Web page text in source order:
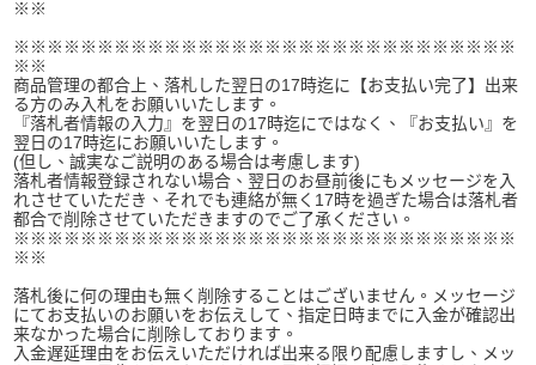
※※
※※※※※※※※※※※※※※※※※※※※※※※※※※※※※※
※※
商品管理の都合上、落札した翌日の17時迄に【お支払い完了】出来
る方のみ入札をお願いいたします。
『落札者情報の入力』を翌日の17時迄にではなく、『お支払い』を
翌日の17時迄にお願いいたします。
(但し、誠実なご説明のある場合は考慮します)
落札者情報登録されない場合、翌日のお昼前後にもメッセージを入
れさせていただき、それでも連絡が無く17時を過ぎた場合は落札者
都合で削除させていただきますのでご了承ください。
※※※※※※※※※※※※※※※※※※※※※※※※※※※※※※
※※
落札後に何の理由も無く削除することはございません。メッセージ
にてお支払いのお願いをお伝えして、指定日時までに入金が確認出
来なかった場合に削除しております。
入金遅延理由をお伝えいただければ出来る限り配慮しますし、メッ